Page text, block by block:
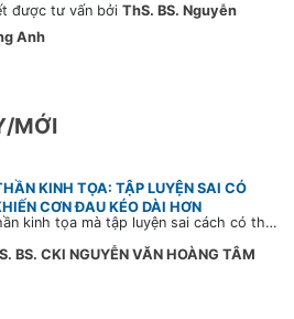
được tư vấn bởi ThS. BS. Nguyễn
Anh
MỚI
KINH TỌA: TẬP LUYỆN SAI CÓ
CƠN ĐAU KÉO DÀI HƠN
Đau thần kinh tọa mà tập luyện sai cách có thể khiến cơn đau trở nặng và kéo dài thời gian hồi phục. Tham khảo chia sẻ của Bác sĩ CarePlus để nắm các động tác cần tránh và có góc nhìn đúng về phương pháp điều trị phù hợp trong bài viết sau.
BS. CKI NGUYỄN VĂN HOÀNG TÂM